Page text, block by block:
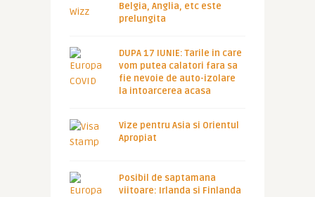
Belgia, Anglia, etc este
prelungita
DUPA 17 IUNIE: Tarile in care
vom putea calatori fara sa
fie nevoie de auto-izolare
la intoarcerea acasa
Vize pentru Asia si Orientul
Apropiat
Posibil de saptamana
viitoare: Irlanda si Finlanda